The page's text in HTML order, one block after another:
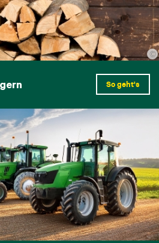
So geht's
©